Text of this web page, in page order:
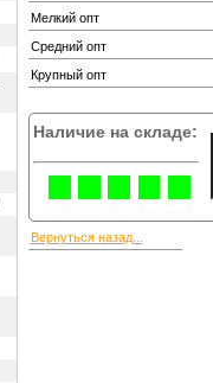
Мелкий опт
Средний опт
Крупный опт
Наличие на складе:
Вернуться назад...